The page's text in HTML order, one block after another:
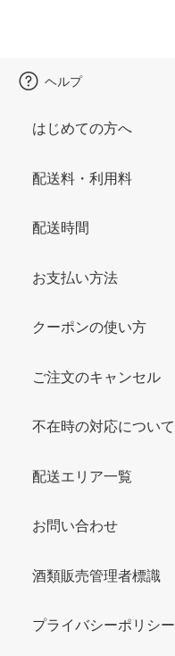
ヘルプ
はじめての方へ
配送料・利用料
配送時間
お支払い方法
クーポンの使い方
ご注文のキャンセル
不在時の対応について
配送エリア一覧
お問い合わせ
酒類販売管理者標識
プライバシーポリシー